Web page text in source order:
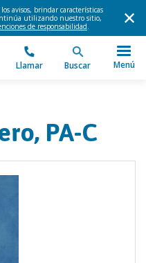
avisos, brindar características
utilizando nuestro sitio,
de responsabilidad.
Llamar Buscar Menú
PA-C